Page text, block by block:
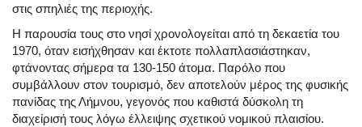
στις σπηλιές της περιοχής.
Η παρουσία τους στο νησί χρονολογείται από τη δεκαετία του
1970, όταν εισήχθησαν και έκτοτε πολλαπλασιάστηκαν,
φτάνοντας σήμερα τα 130-150 άτομα. Παρόλο που
συμβάλλουν στον τουρισμό, δεν αποτελούν μέρος της φυσικής
πανίδας της Λήμνου, γεγονός που καθιστά δύσκολη τη
διαχείρισή τους λόγω έλλειψης σχετικού νομικού πλαισίου.